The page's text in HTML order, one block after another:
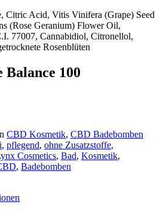
Citric Acid, Vitis Vinifera (Grape) Seed
(Rose Geranium) Flower Oil,
77007, Cannabidiol, Citronellol,
Rosenblüten
Balance 100
CBD Kosmetik, CBD Badebomben
, pflegend, ohne Zusatzstoffe,
Cosmetics, Bad, Kosmetik,
, Badebomben